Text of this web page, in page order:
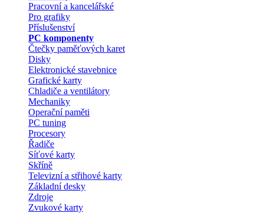
Pracovní a kancelářské
Pro grafiky
Příslušenství
PC komponenty
Čtečky paměťových karet
Disky
Elektronické stavebnice
Grafické karty
Chladiče a ventilátory
Mechaniky
Operační paměti
PC tuning
Procesory
Řadiče
Síťové karty
Skříně
Televizní a střihové karty
Základní desky
Zdroje
Zvukové karty